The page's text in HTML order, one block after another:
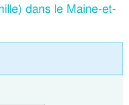
dans le Maine-et-